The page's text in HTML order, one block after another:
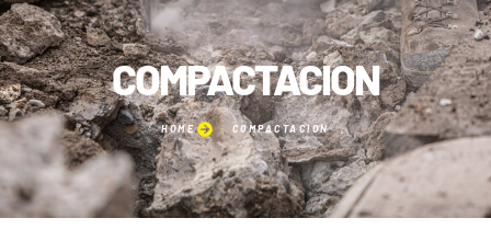
COMPACTACION
HOME COMPACTACION